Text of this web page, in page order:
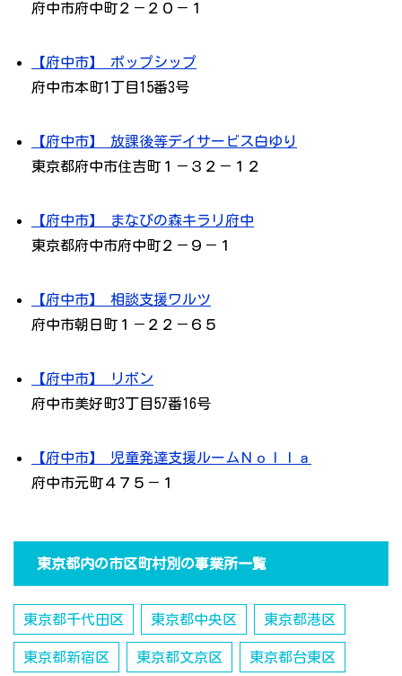
府中市府中町２－２０－１
【府中市】 ポップシップ
府中市本町1丁目15番3号
【府中市】 放課後等デイサービス白ゆり
東京都府中市住吉町１－３２－１２
【府中市】 まなびの森キラリ府中
東京都府中市府中町２－９－１
【府中市】 相談支援ワルツ
府中市朝日町１－２２－６５
【府中市】 リボン
府中市美好町3丁目57番16号
【府中市】 児童発達支援ルームＮｏｌｌａ
府中市元町４７５－１
東京都内の市区町村別の事業所一覧
東京都千代田区 東京都中央区 東京都港区
東京都新宿区 東京都文京区 東京都台東区